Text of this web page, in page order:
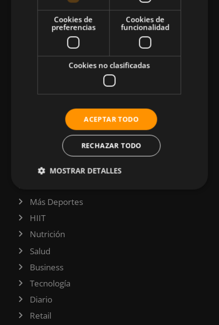
Queremos mantenerte al día en temas de
deportes, fitness, nutrición, salud, recetas
saludables y tecnología aplicada al deporte y la
CATEGORÍAS
Atletismo
Musculación
Más Deportes
HIIT
Nutrición
Salud
Business
Tecnología
Diario
Retail
Cookies de
preferencias
Cookies de
funcionalidad
Cookies no clasificadas
ACEPTAR TODO
RECHAZAR TODO
MOSTRAR DETALLES